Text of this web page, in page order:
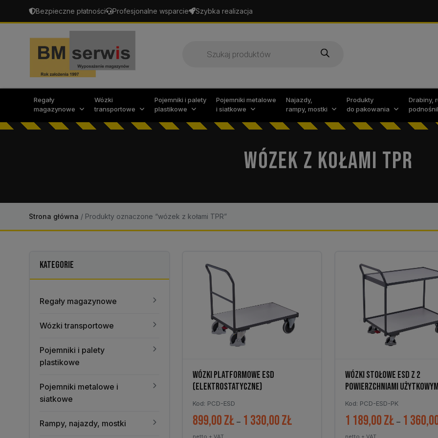
Bezpieczne płatności Profesjonalne wsparcie Szybka realizacja
produktów
Regały
magazynowe
Wózki
transportowe
Pojemniki i palety
plastikowe
Pojemniki metalowe
i siatkowe
Najazdy,
rampy, mostki
Produkty
do pakowania
Drabiny,
WÓZEK Z KOŁAMI TPR
Strona główna / Produkty oznaczone “wózek z kołami TPR”
KATEGORIE
Regały magazynowe
Wózki transportowe
Pojemniki i palety
plastikowe
Pojemniki metalowe i
siatkowe
Rampy, najazdy, mostki
WÓZKI PLATFORMOWE ESD
(ELEKTROSTATYCZNE)
Kod: PCD-ESD
899,00zł – 1 330,00zł
netto + VAT
WÓZKI STOŁOWE ESD Z 2
POWIERZCHNIAMI
Kod: PCD-ESD-PK
1 189,00zł – 1
netto + VAT